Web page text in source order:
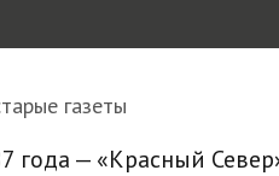
газеты
года — «Красный